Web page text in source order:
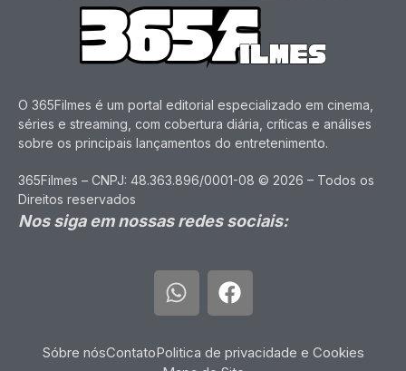
O 365Filmes é um portal editorial especializado em cinema,
séries e streaming, com cobertura diária, críticas e análises
sobre os principais lançamentos do entretenimento.
365Filmes – CNPJ: 48.363.896/0001-08 © 2026 – Todos os
Direitos reservados
Nos siga em nossas redes sociais:
Sóbre nósContatoPolitica de privacidade e Cookies